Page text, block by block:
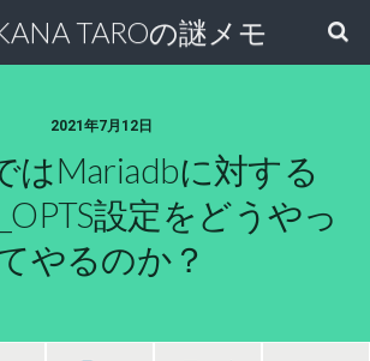
TAROの謎メモ
2021年7月12日
はmariadbに対する
設定をどうやっ
やるのか？